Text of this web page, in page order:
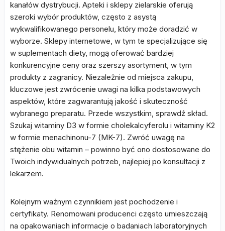
kanałów dystrybucji. Apteki i sklepy zielarskie oferują
szeroki wybór produktów, często z asystą
wykwalifikowanego personelu, który może doradzić w
wyborze. Sklepy internetowe, w tym te specjalizujące się
w suplementach diety, mogą oferować bardziej
konkurencyjne ceny oraz szerszy asortyment, w tym
produkty z zagranicy. Niezależnie od miejsca zakupu,
kluczowe jest zwrócenie uwagi na kilka podstawowych
aspektów, które zagwarantują jakość i skuteczność
wybranego preparatu. Przede wszystkim, sprawdź skład.
Szukaj witaminy D3 w formie cholekalcyferolu i witaminy K2
w formie menachinonu-7 (MK-7). Zwróć uwagę na
stężenie obu witamin – powinno być ono dostosowane do
Twoich indywidualnych potrzeb, najlepiej po konsultacji z
lekarzem.
Kolejnym ważnym czynnikiem jest pochodzenie i
certyfikaty. Renomowani producenci często umieszczają
na opakowaniach informacje o badaniach laboratoryjnych